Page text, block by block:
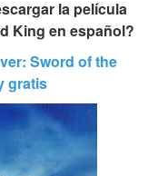
la película
King en español?
Sword of the
gratis